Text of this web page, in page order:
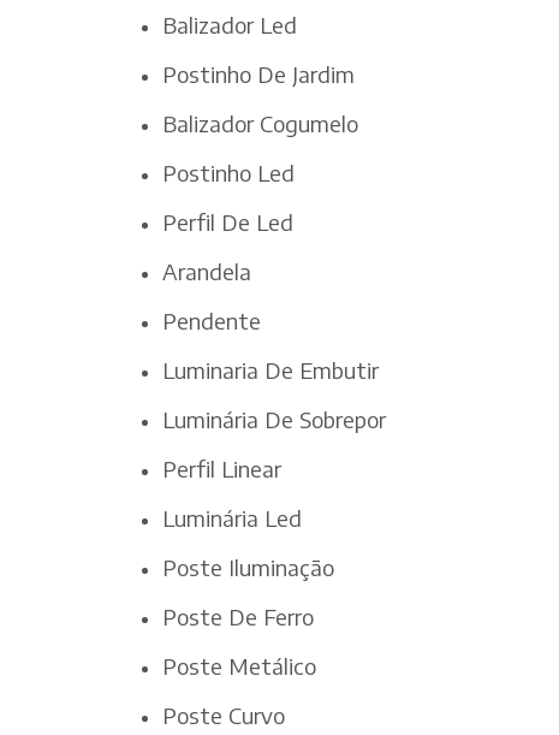
Balizador Led
Postinho De Jardim
Balizador Cogumelo
Postinho Led
Perfil De Led
Arandela
Pendente
Luminaria De Embutir
Luminária De Sobrepor
Perfil Linear
Luminária Led
Poste Iluminação
Poste De Ferro
Poste Metálico
Poste Curvo